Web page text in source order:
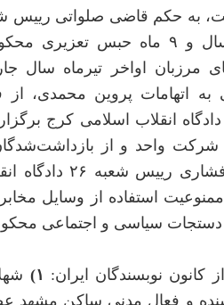
به حکم قاضی صلواتی رییس
و ۹ ماه حبس تعزیری
مرزبان اواخر تیرماه سال
اتهامات پروین محمدی، از
دادگاه انقلاب اسلامی کرج
واحد و از
رییس شعبه ۲۶ دادگاه
استفاده از وسایل
دستجات سیاسی و اجتماعی
نوبسندگان ایران: ۱)
و فعال مدنی ساکن مشهد